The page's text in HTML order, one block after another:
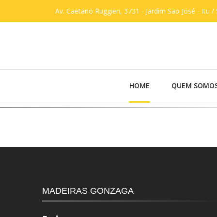
Av. Caetano Ruggieri, 3731 - Jardim São José - Itu /
HOME QUEM
MADEIRAS GONZAGA